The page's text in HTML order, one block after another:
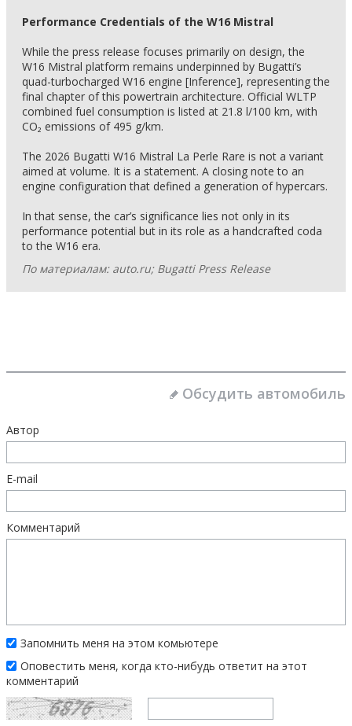
Performance Credentials of the W16 Mistral
While the press release focuses primarily on design, the
W16 Mistral platform remains underpinned by Bugatti’s
quad-turbocharged W16 engine [Inference], representing the
final chapter of this powertrain architecture. Official WLTP
combined fuel consumption is listed at 21.8 l/100 km, with
CO₂ emissions of 495 g/km.
The 2026 Bugatti W16 Mistral La Perle Rare is not a variant
aimed at volume. It is a statement. A closing note to an
engine configuration that defined a generation of hypercars.
In that sense, the car’s significance lies not only in its
performance potential but in its role as a handcrafted coda
to the W16 era.
По материалам: auto.ru; Bugatti Press Release
Обсудить автомобиль
Автор
E-mail
Комментарий
Запомнить меня на этом комьютере
Оповестить меня, когда кто-нибудь ответит на этот
комментарий